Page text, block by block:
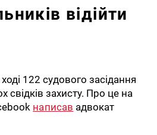
відійти
122 судового засідання
свідків захисту. Про це на
написав адвокат